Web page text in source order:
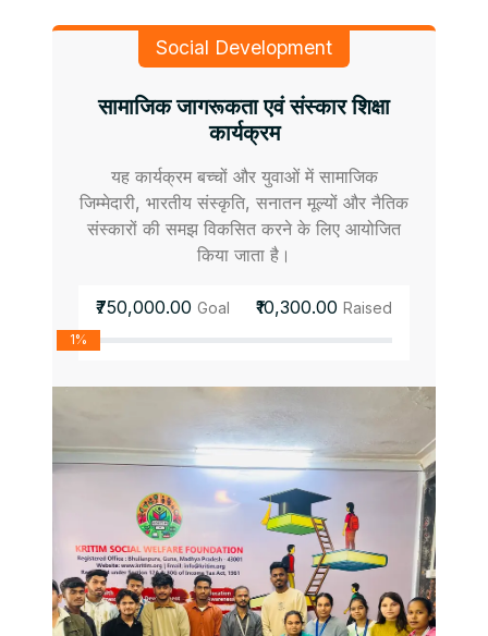
Social Development
सामाजिक जागरूकता एवं संस्कार शिक्षा
कार्यक्रम
यह कार्यक्रम बच्चों और युवाओं में सामाजिक
जिम्मेदारी, भारतीय संस्कृति, सनातन मूल्यों और नैतिक
संस्कारों की समझ विकसित करने के लिए आयोजित
किया जाता है।
₹750,000.00 Goal ₹10,300.00 Raised
1%